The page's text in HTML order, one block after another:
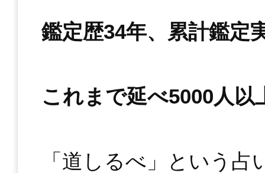
鑑定歴34年、累計鑑定
これまで延べ5000人以
「道しるべ」という